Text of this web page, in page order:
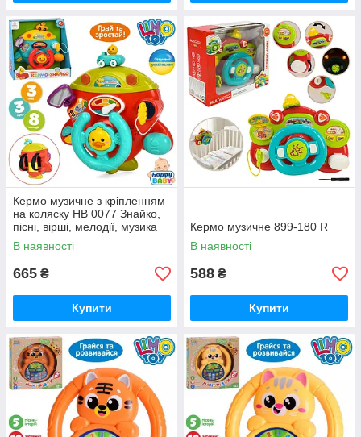
Кермо музичне з кріпленням
на коляску HB 0077 Знайко,
пісні, вірші, мелодії, музика
(укр.), світло
В наявності
665 ₴
Купити
Кермо музичне 899-180 R
В наявності
588 ₴
Купити